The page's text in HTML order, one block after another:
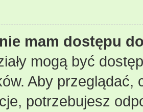
mam dostępu
mogą być
Aby
potrzebujesz